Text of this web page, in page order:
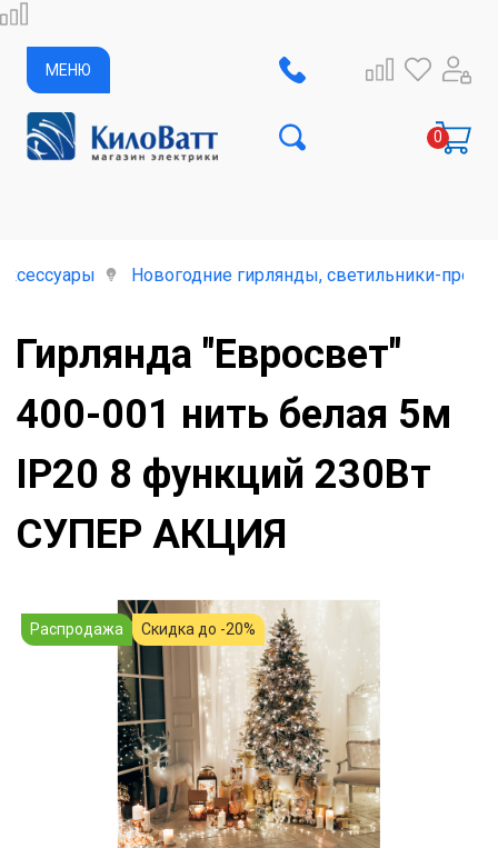
МЕНЮ
Новогодние гирлянды, светильники-
Гирлянда "Евросвет"
400-001 нить белая 5м
IP20 8 функций 230Вт
СУПЕР АКЦИЯ
Распродажа Скидка до -20%